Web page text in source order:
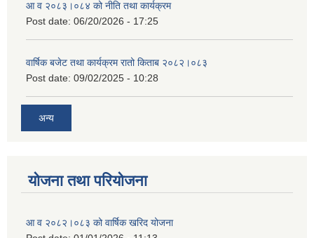
आ व २०८३।०८४ को नीति तथा कार्यक्रम
Post date: 06/20/2026 - 17:25
वार्षिक बजेट तथा कार्यक्रम रातो किताब २०८२।०८३
Post date: 09/02/2025 - 10:28
अन्य
योजना तथा परियोजना
आ व २०८२।०८३ को वार्षिक खरिद योजना